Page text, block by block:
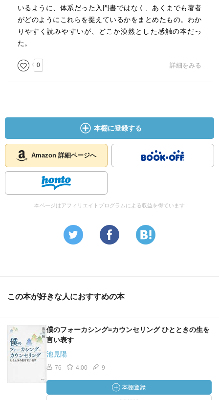
いるように、体系だった入門書ではなく、あくまでも著者
がどのようにこれらを捉えているかをまとめたもの。わか
りやすく読みやすいが、どこか漠然とした感触の本だっ
た。
0 詳細をみる
本棚に登録する
Amazon 詳細ページへ
本ページはアフィリエイトプログラムによる収益を得ています
この本が好きな人におすすめの本
僕のフォーカシング=カウンセリング ひとときの生を
言い表す
池見陽
76 4.00 9